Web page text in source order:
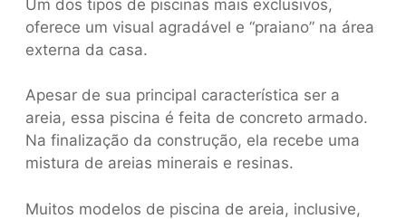
Um dos tipos de piscinas mais exclusivos,
oferece um visual agradável e “praiano” na área
externa da casa.
Apesar de sua principal característica ser a
areia, essa piscina é feita de concreto armado.
Na finalização da construção, ela recebe uma
mistura de areias minerais e resinas.
Muitos modelos de piscina de areia, inclusive,